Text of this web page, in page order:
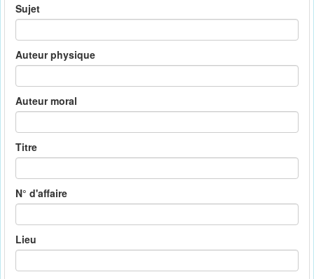
Sujet
Auteur physique
Auteur moral
Titre
N° d'affaire
Lieu